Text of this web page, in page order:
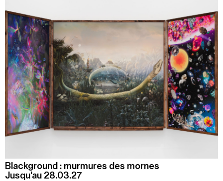
Blackground : murmures des mornes
Jusqu'au 28.03.27